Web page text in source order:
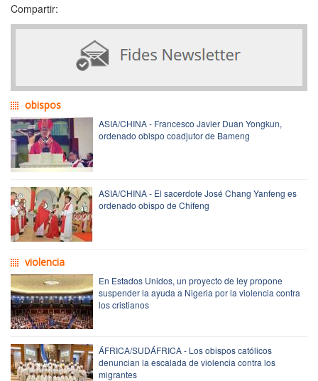
Compartir:
obispos
ASIA/CHINA - Francesco Javier Duan Yongkun,
ordenado obispo coadjutor de Bameng
ASIA/CHINA - El sacerdote José Chang Yanfeng es
ordenado obispo de Chifeng
violencia
En Estados Unidos, un proyecto de ley propone
suspender la ayuda a Nigeria por la violencia contra
los cristianos
ÁFRICA/SUDÁFRICA - Los obispos católicos
denuncian la escalada de violencia contra los
migrantes